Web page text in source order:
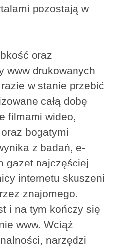
pozostają w
oraz
www drukowanych
w stanie przebić
całą dobę
filmami wideo,
bogatymi
z badań, e-
gazet najczęściej
internetu skuszeni
znajomego.
i na tym kończy się
www. Wciąż
narzędzi